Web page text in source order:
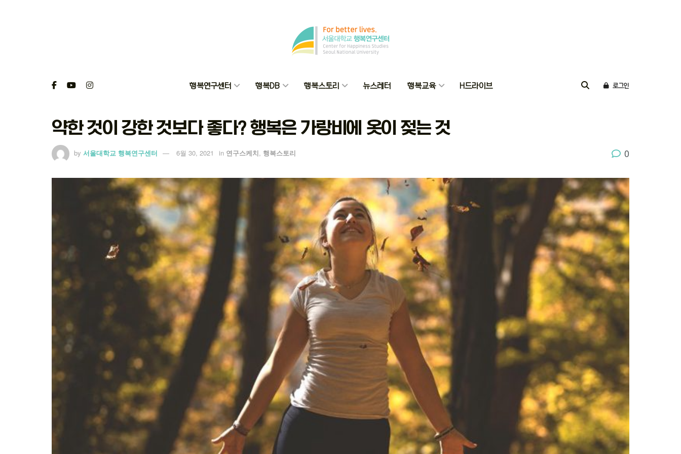
행복연구센터 행복DB 행복스토리 뉴스레터 행복교육 H드라이브 로그인
약한 것이 강한 것보다 좋다? 행복은 가랑비에 옷이 젖는 것
by 서울대학교 행복연구센터 6월 30, 2021 in 연구스케치, 행복스토리 0